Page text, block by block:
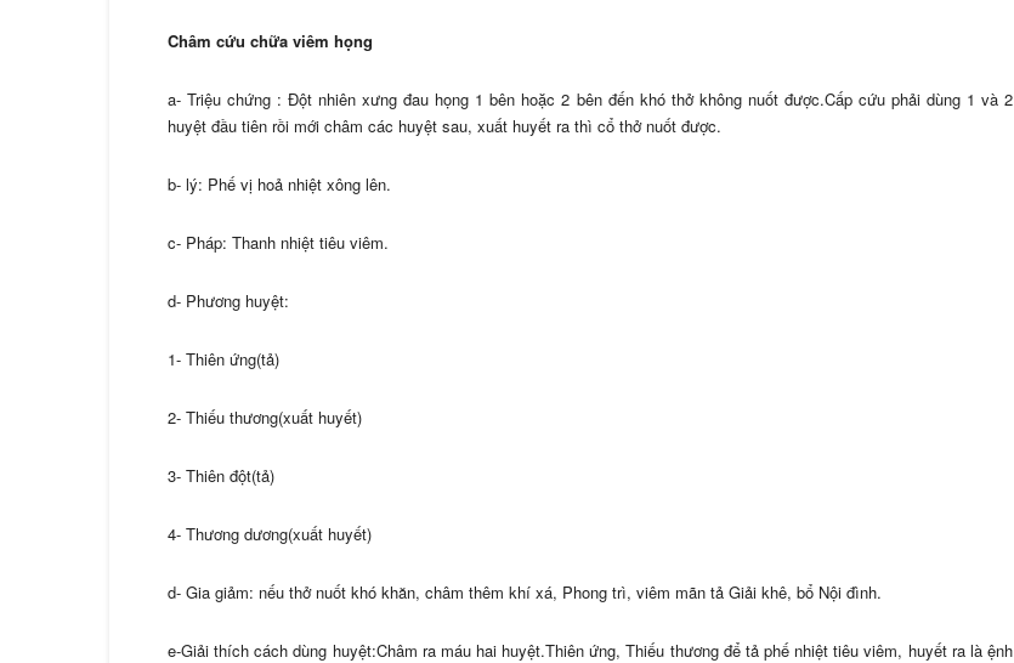
Châm cứu chữa viêm họng
a- Triệu chứng : Đột nhiên xưng đau họng 1 bên hoặc 2 bên đến khó thở không nuốt được.Cấp cứu phải dùng 1 và 2
huyệt đầu tiên rồi mới châm các huyệt sau, xuất huyết ra thì cổ thở nuốt được.
b- lý: Phế vị hoả nhiệt xông lên.
c- Pháp: Thanh nhiệt tiêu viêm.
d- Phương huyệt:
1- Thiên ứng(tả)
2- Thiếu thương(xuất huyết)
3- Thiên đột(tả)
4- Thương dương(xuất huyết)
d- Gia giảm: nếu thở nuốt khó khăn, châm thêm khí xá, Phong trì, viêm mãn tả Giải khê, bổ Nội đình.
e-Giải thích cách dùng huyệt:Châm ra máu hai huyệt.Thiên ứng, Thiếu thương để tả phế nhiệt tiêu viêm, huyết ra là ệnh